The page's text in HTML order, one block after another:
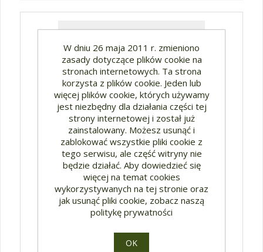
Śląski kalendarz liturgiczny... OBT 85
W dniu 26 maja 2011 r. zmieniono
zasady dotyczące plików cookie na
stronach internetowych. Ta strona
korzysta z plików cookie. Jeden lub
więcej plików cookie, których używamy
jest niezbędny dla działania części tej
strony internetowej i został już
zainstalowany. Możesz usunąć i
zablokować wszystkie pliki cookie z
tego serwisu, ale część witryny nie
będzie działać. Aby dowiedzieć się
więcej na temat cookies
wykorzystywanych na tej stronie oraz
jak usunąć pliki cookie, zobacz naszą
politykę prywatności
OK